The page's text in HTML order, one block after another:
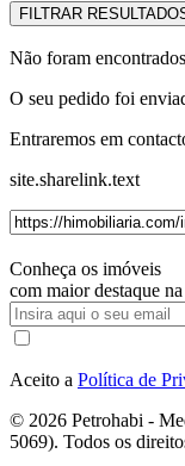
Não foram
O seu pedido foi
Entraremos em
site.sharelink.text
Conheça os imóveis
com maior destaque
Aceito a Política de
© 2026 Petrohabi -
5069). Todos os